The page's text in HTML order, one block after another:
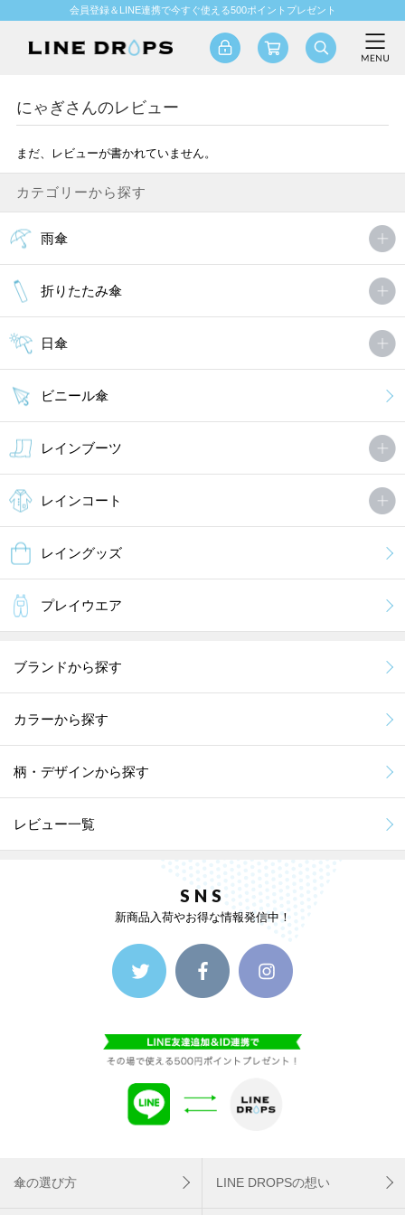
会員登録＆LINE連携で今すぐ使える500ポイントプレゼント
にゃぎさんのレビュー
まだ、レビューが書かれていません。
カテゴリーから探す
雨傘
折りたたみ傘
日傘
ビニール傘
レインブーツ
レインコート
レイングッズ
プレイウエア
ブランドから探す
カラーから探す
柄・デザインから探す
レビュー一覧
SNS
新商品入荷やお得な情報発信中！
傘の選び方 LINE DROPSの想い